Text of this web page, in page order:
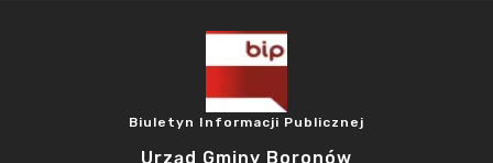
Biuletyn Informacji Publicznej
Urząd Gminy Boronów